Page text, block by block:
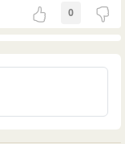
0